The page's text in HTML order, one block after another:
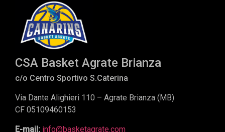
CSA Basket Agrate Brianza
c/o Centro Sportivo S.Caterina
Via Dante Alighieri 110 – Agrate Brianza (MB)
CF 05109460153
E-mail: info@basketagrate.com